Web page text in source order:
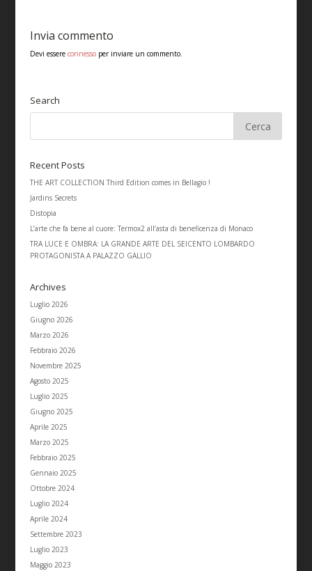
Invia commento
Devi essere connessoper inviare un commento.
Search
Recent Posts
THE ART COLLECTION Third Edition comes in Bellagio !
Jardins Secrets
Distopia
L’arte che fa bene al cuore: Termox2 all’asta di beneficenza di Monaco
TRA LUCE E OMBRA: LA GRANDE ARTE DEL SEICENTO LOMBARDO
PROTAGONISTA A PALAZZO GALLIO
Archives
Luglio 2026
Giugno 2026
Marzo 2026
Febbraio 2026
Novembre 2025
Agosto 2025
Luglio 2025
Giugno 2025
Aprile 2025
Marzo 2025
Febbraio 2025
Gennaio 2025
Ottobre 2024
Luglio 2024
Aprile 2024
Settembre 2023
Luglio 2023
Maggio 2023